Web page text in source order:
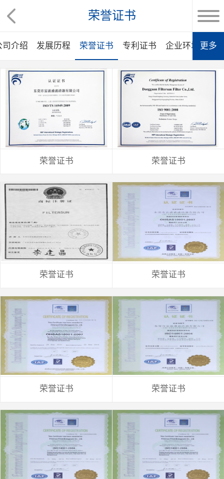
荣誉证书
司介绍 发展历程 荣誉证书 专利证书 企业环境 合
更多
荣誉证书 荣誉证书
荣誉证书 荣誉证书
荣誉证书 荣誉证书